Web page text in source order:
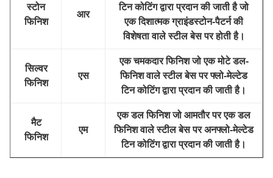
स्टोन
फिनिश
आर
टिन कोटिंग द्वारा प्रदान की जाती है जो
एक दिशात्मक ग्राइंडस्टोन-पैटर्न की
विशेषता वाले स्टील बेस पर होती है।
सिल्वर
फिनिश
एस
एक चमकदार फिनिश जो एक मोटे डल-
फिनिश वाले स्टील बेस पर फ्लो-मेल्टेड
टिन कोटिंग द्वारा प्रदान की जाती है।
मैट
फिनिश
एम
एक डल फिनिश जो आमतौर पर एक डल
फिनिश वाले स्टील बेस पर अनफ्लो-मेल्टेड
टिन कोटिंग द्वारा प्रदान की जाती है।